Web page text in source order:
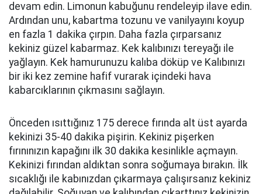
devam edin. Limonun kabuğunu rendeleyip ilave edin.
Ardından unu, kabartma tozunu ve vanilyayını koyup
en fazla 1 dakika çırpın. Daha fazla çırparsanız
kekiniz güzel kabarmaz. Kek kalıbınızı tereyağı ile
yağlayın. Kek hamurunuzu kalıba döküp ve Kalıbınızı
bir iki kez zemine hafif vurarak içindeki hava
kabarcıklarının çıkmasını sağlayın.
Önceden ısıttığınız 175 derece fırında alt üst ayarda
kekinizi 35-40 dakika pişirin. Kekiniz pişerken
fırınınızın kapağını ilk 30 dakika kesinlikle açmayın.
Kekinizi fırından aldıktan sonra soğumaya bırakın. İlk
sıcaklığı ile kabınızdan çıkarmaya çalışırsanız kekiniz